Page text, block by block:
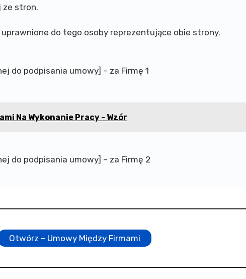
ze stron.
do tego osoby reprezentujące obie strony.
do podpisania umowy] – za Firmę 1
Na Wykonanie Pracy - Wzór
do podpisania umowy] – za Firmę 2
Otwórz – Umowy Między Firmami